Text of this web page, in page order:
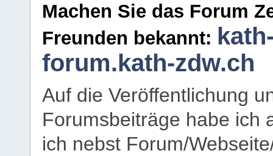
Machen Sie das Forum
Freunden bekannt:
forum.kath-zdw.ch
Auf die Veröffentlichung
Forumsbeiträge habe ich
ich nebst Forum/